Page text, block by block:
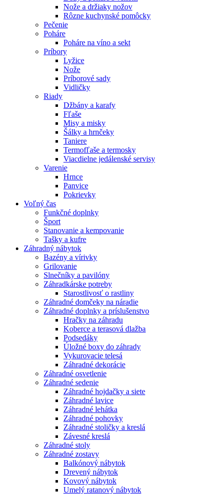
Nože a držiaky nožov
Rôzne kuchynské pomôcky
Pečenie
Poháre
Poháre na víno a sekt
Príbory
Lyžice
Nože
Príborové sady
Vidličky
Riady
Džbány a karafy
Fľaše
Misy a misky
Šálky a hrnčeky
Taniere
Termofľaše a termosky
Viacdielne jedálenské servisy
Varenie
Hrnce
Panvice
Pokrievky
Voľný čas
Funkčné doplnky
Šport
Stanovanie a kempovanie
Tašky a kufre
Záhradný nábytok
Bazény a vírivky
Grilovanie
Slnečníky a pavilóny
Záhradkárske potreby
Starostlivosť o rastliny
Záhradné domčeky na náradie
Záhradné doplnky a príslušenstvo
Hračky na záhradu
Koberce a terasová dlažba
Podsedáky
Úložné boxy do záhrady
Vykurovacie telesá
Záhradné dekorácie
Záhradné osvetlenie
Záhradné sedenie
Záhradné hojdačky a siete
Záhradné lavice
Záhradné lehátka
Záhradné pohovky
Záhradné stoličky a kreslá
Závesné kreslá
Záhradné stoly
Záhradné zostavy
Balkónový nábytok
Drevený nábytok
Kovový nábytok
Umelý ratanový nábytok